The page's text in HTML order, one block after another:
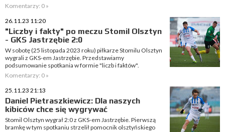
Komentarzy: 0 »
26.11.23 11:20
"Liczby i fakty" po meczu Stomil Olsztyn
- GKS Jastrzębie 2:0
W sobotę (25 listopada 2023 roku) piłkarze Stomilu Olsztyn
wygrali z GKS-em Jastrzębie. Przedstawiamy
podsumowanie spotkania w formie "liczb i faktów".
Komentarzy: 0 »
25.11.23 21:13
Daniel Pietraszkiewicz: Dla naszych
kibiców chce się wygrywać
Stomil Olsztyn wygrał 2:0 z GKS-em Jastrzębie. Pierwszą
bramkę w tym spotkaniu strzelił pomocnik olsztyńskiego